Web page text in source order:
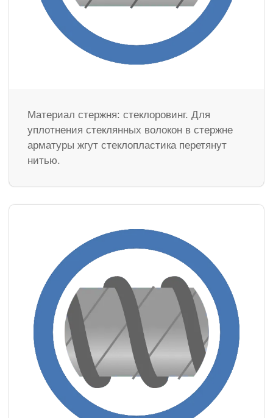
Материал стержня: стеклоровинг. Для
уплотнения стеклянных волокон в стержне
арматуры жгут стеклопластика перетянут
нитью.